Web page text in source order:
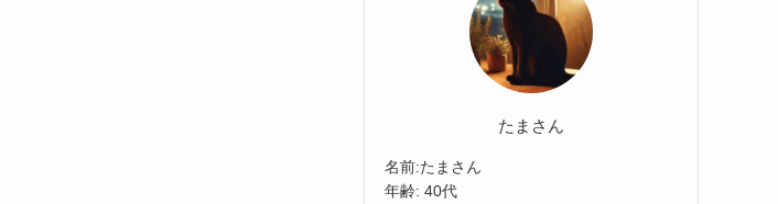
たまさん
名前:たまさん
年齢: 40代